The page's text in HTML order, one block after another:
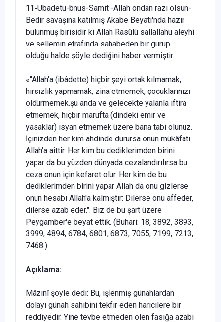
11-Ubadetu-bnus-Samit -Allah ondan razı olsun-
Bedir savaşına ka­tılmış Akabe Beyatı'nda hazır
bulunmuş birisidir ki Allah Rasûlü sallalla­hu aleyhi
ve sellemin etrafında sahabeden bir gurup
olduğu halde şöyle dediğini haber vermiştir:
«"Allah'a (ibâdette) hiçbir şeyi ortak kılmamak,
hırsızlık yapmamak, zina etmemek, çocuklarınızı
öldürmemek.şu anda ve gelecekte yalanla if­tira
etmemek, hiçbir marufta (dindeki emir ve
yasaklar) isyan etmemek üzere bana tabi olunuz.
İçinizden her kim ahdinde durursa onun mükâfatı
Allah'a aittir. Her kim bu dediklerimden birini
yapar da bu yüzden dünya­da cezalandırılırsa bu
ceza onun için kefaret olur. Her kim de bu
dedikle­rimden birini yapar Allah da onu gizlerse
onun hesabı Allah'a kalmıştır: Dilerse onu affeder,
dilerse azab eder.". Biz de bu şart üzere
Peygamber'e beyat ettik. (Buhari: 18, 3892, 3893,
3999, 4894, 6784, 6801, 6873, 7055, 7199, 7213,
7468.)
Açıklama:
Mâzinî şöyle dedi: Bu, işlenmiş günahlardan
dolayı günah sahibini tekfir eden haricilere bir
reddiyedir. Yine tevbe etmeden ölen fasığa azabı